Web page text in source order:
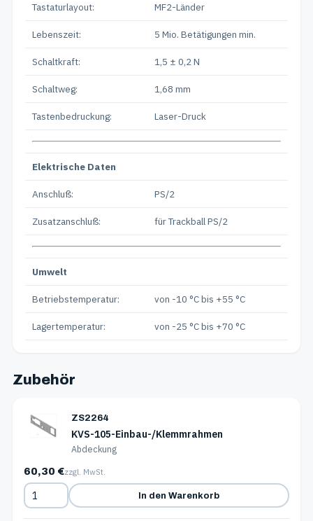
Tastaturlayout: MF2-Länder
Lebenszeit: 5 Mio. Betätigungen min.
Schaltkraft: 1,5 ± 0,2 N
Schaltweg: 1,68 mm
Tastenbedruckung: Laser-Druck
Elektrische Daten
Anschluß: PS/2
Zusatzanschluß: für Trackball PS/2
Umwelt
Betriebstemperatur: von -10 °C bis +55 °C
Lagertemperatur: von -25 °C bis +70 °C
Zubehör
ZS2264
KVS-105-Einbau-/Klemmrahmen
Abdeckung
60,30 €zzgl. MwSt.
In den Warenkorb